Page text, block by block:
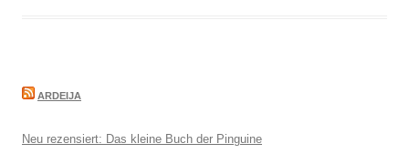
ARDEIJA
Neu rezensiert: Das kleine Buch der Pinguine